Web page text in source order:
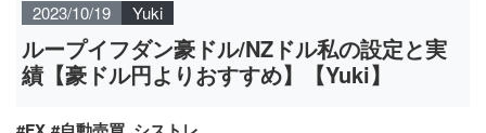
2023/10/19
Yuki
ループイフダン豪ドル/NZドル私の設定と実
績【豪ドル円よりおすすめ】【Yuki】